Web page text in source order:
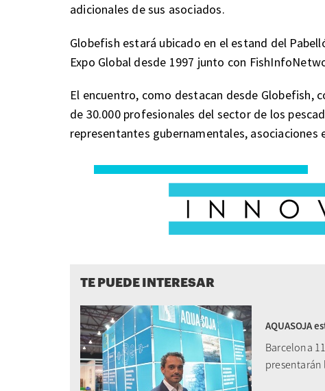
adicionales de sus asociados.
Globefish estará ubicado en el estand del
Expo Global desde 1997 junto con
El encuentro, como destacan desde Globefish,
de 30.000 profesionales del sector de los
representantes gubernamentales,
TE PUEDE INTERESAR
AQUASOJA
Barcelona
presentarán